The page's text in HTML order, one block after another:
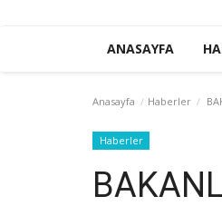
ANASAYFA
Anasayfa Haberler
Haberler